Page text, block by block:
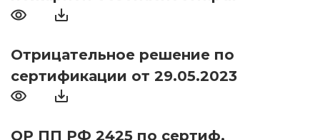
Отрицательное решение по
сертификации от 29.05.2023
ОР ПП РФ 2425 по сертиф.